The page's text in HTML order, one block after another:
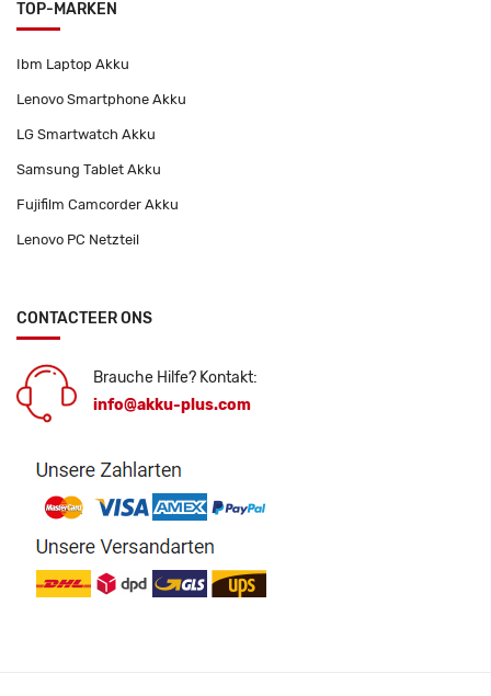
TOP-MARKEN
Ibm Laptop Akku
Lenovo Smartphone Akku
LG Smartwatch Akku
Samsung Tablet Akku
Fujifilm Camcorder Akku
Lenovo PC Netzteil
CONTACTEER ONS
Brauche Hilfe? Kontakt:
info@akku-plus.com